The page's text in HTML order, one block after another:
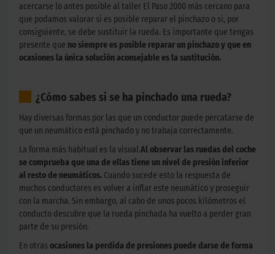
acercarse lo antes posible al taller El Paso 2000 más cercano para
que podamos valorar si es posible reparar el pinchazo o si, por
consiguiente, se debe sustituir la rueda. Es importante que tengas
presente que no siempre es posible reparar un pinchazo y que en
ocasiones la única solución aconsejable es la sustitución.
¿Cómo sabes si se ha pinchado una rueda?
Hay diversas formas por las que un conductor puede percatarse de
que un neumático está pinchado y no trabaja correctamente.
La forma más habitual es la visual.Al observar las ruedas del coche
se comprueba que una de ellas tiene un nivel de presión inferior
al resto de neumáticos. Cuando sucede esto la respuesta de
muchos conductores es volver a inflar este neumático y proseguir
con la marcha. Sin embargo, al cabo de unos pocos kilómetros el
conducto descubre que la rueda pinchada ha vuelto a perder gran
parte de su presión.
En otras ocasiones la perdida de presiones puede darse de forma